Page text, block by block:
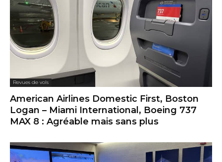
Revues de vols
American Airlines Domestic First, Boston
Logan – Miami International, Boeing 737
MAX 8 : Agréable mais sans plus